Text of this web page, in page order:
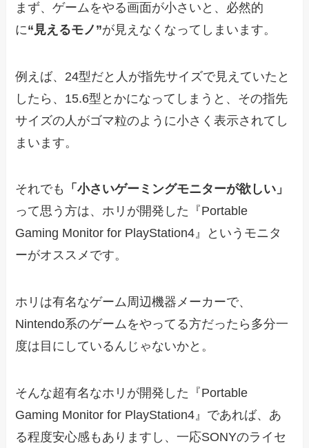
まず、ゲームをやる画面が小さいと、必然的
に“見えるモノ”が見えなくなってしまいます。
例えば、24型だと人が指先サイズで見えていたと
したら、15.6型とかになってしまうと、その指先
サイズの人がゴマ粒のように小さく表示されてし
まいます。
それでも
「小さいゲーミングモニターが欲しい」
って思う方は、ホリが開発した『Portable
Gaming Monitor for PlayStation4』というモニタ
ーがオススメです。
ホリは有名なゲーム周辺機器メーカーで、
Nintendo系のゲームをやってる方だったら多分一
度は目にしているんじゃないかと。
そんな超有名なホリが開発した『Portable
Gaming Monitor for PlayStation4』であれば、あ
る程度安心感もありますし、一応SONYのライセ